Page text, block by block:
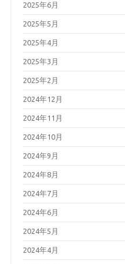
2025年6月
2025年5月
2025年4月
2025年3月
2025年2月
2024年12月
2024年11月
2024年10月
2024年9月
2024年8月
2024年7月
2024年6月
2024年5月
2024年4月